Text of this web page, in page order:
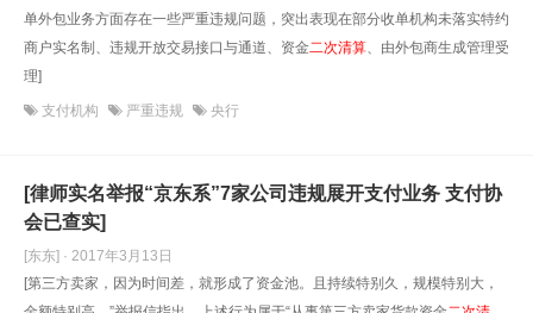
单外包业务方面存在一些严重违规问题，突出表现在部分收单机构未落实特约
商户实名制、违规开放交易接口与通道、资金二次清算、由外包商生成管理受
理]
支付机构 严重违规 央行
[律师实名举报“京东系”7家公司违规展开支付业务 支付协
会已查实]
[东东] · 2017年3月13日
[第三方卖家，因为时间差，就形成了资金池。且持续特别久，规模特别大，